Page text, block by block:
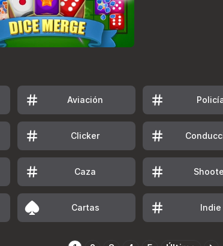
Aviación
Clicker
Caza
Cartas Indie